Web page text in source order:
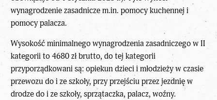
wynagrodzenie zasadnicze m.in. pomocy kuchennej i
pomocy palacza.
Wysokość minimalnego wynagrodzenia zasadniczego w II
kategorii to 4680 zł brutto, do tej kategorii
przyporządkowani są: opiekun dzieci i młodzieży w czasie
przewozu do i ze szkoły, przy przejściu przez jezdnię w
drodze do i ze szkoły, sprzątaczka, palacz, woźny.